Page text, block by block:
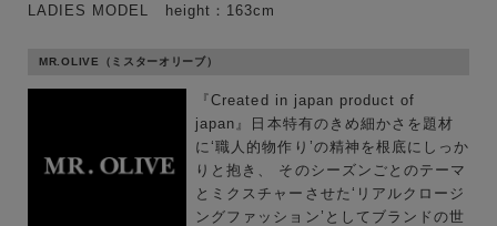
MENS LADIES
サイズ
LADIES MODEL height：163cm
MR.OLIVE（ミスターオリーブ）
『Created in japan product of
japan』日本特有のきめ細かさを題材
に‘職人的物作り’の精神を根底にしっか
りと抱き、 そのシーズンごとのテーマ
とミクスチャーさせた‘リアルクロージ
ングファッション’としてブランドの世